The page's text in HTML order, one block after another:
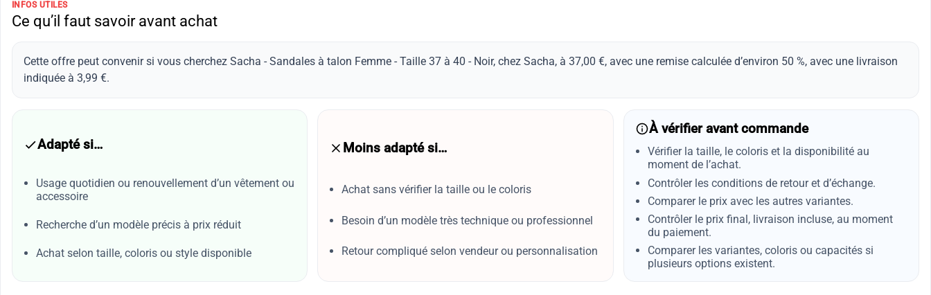
INFOS UTILES
Ce qu’il faut savoir avant achat
Cette offre peut convenir si vous cherchez Sacha - Sandales à talon Femme - Taille 37 à 40 - Noir, chez Sacha, à 37,00 €, avec une remise calculée d’environ 50 %, avec une livraison
indiquée à 3,99 €.
Adapté si…
Usage quotidien ou renouvellement d’un vêtement ou
accessoire
Recherche d’un modèle précis à prix réduit
Achat selon taille, coloris ou style disponible
Moins adapté si…
Achat sans vérifier la taille ou le coloris
Besoin d’un modèle très technique ou professionnel
Retour compliqué selon vendeur ou personnalisation
À vérifier avant commande
Vérifier la taille, le coloris et la disponibilité au
moment de l’achat.
Contrôler les conditions de retour et d’échange.
Comparer le prix avec les autres variantes.
Contrôler le prix final, livraison incluse, au moment
du paiement.
Comparer les variantes, coloris ou capacités si
plusieurs options existent.